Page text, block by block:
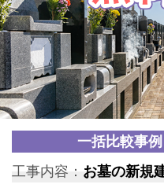
一括比較事
工事内容： お墓の新規